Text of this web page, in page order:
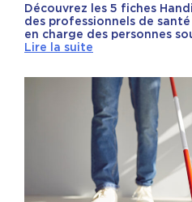
Découvrez les 5 fiches
des professionnels de
en charge des personnes
Lire la suite